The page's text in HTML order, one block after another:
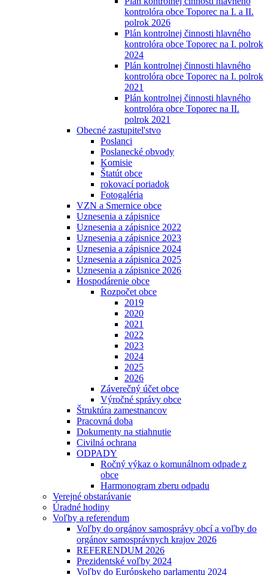
kontrolóra obce Toporec na I. a II.
polrok 2026
Plán kontrolnej činnosti hlavného
kontrolóra obce Toporec na I. polrok
2024
Plán kontrolnej činnosti hlavného
kontrolóra obce Toporec na I. polrok
2021
Plán kontrolnej činnosti hlavného
kontrolóra obce Toporec na II.
polrok 2021
Obecné zastupitel'stvo
Poslanci
Poslanecké obvody
Komisie
Štatút obce
rokovací poriadok
Fotogaléria
VZN a Smernice obce
Uznesenia a zápisnice
Uznesenia a zápisnice 2022
Uznesenia a zápisnice 2023
Uznesenia a zápisnice 2024
Uznesenia a zápisnica 2025
Uznesenia a zápisnice 2026
Hospodárenie obce
Rozpočet obce
2019
2020
2021
2022
2023
2024
2025
2026
Záverečný účet obce
Výročné správy obce
Štruktúra zamestnancov
Pracovná doba
Dokumenty na stiahnutie
Civilná ochrana
ODPADY
Ročný výkaz o komunálnom odpade z
obce
Harmonogram zberu odpadu
Verejné obstarávanie
Úradné hodiny
Voľby a referendum
Voľby do orgánov samosprávy obcí a voľby do
orgánov samosprávnych krajov 2026
REFERENDUM 2026
Prezidentské voľby 2024
Voľby do Európskeho parlamentu 2024